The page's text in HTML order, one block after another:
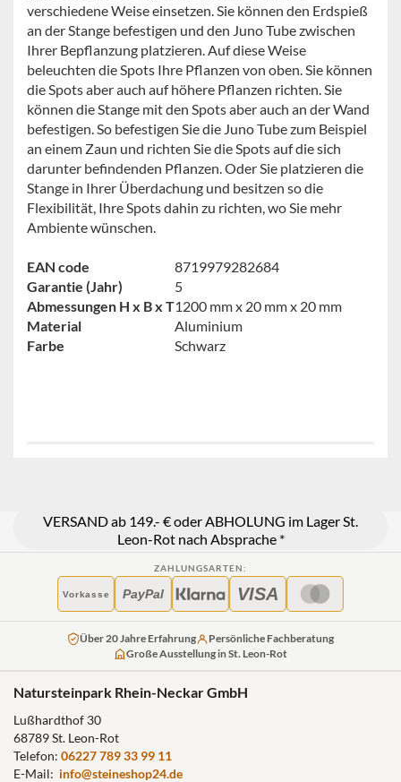
verschiedene Weise einsetzen. Sie können den Erdspieß
an der Stange befestigen und den Juno Tube zwischen
Ihrer Bepflanzung platzieren. Auf diese Weise
beleuchten die Spots Ihre Pflanzen von oben. Sie können
die Spots aber auch auf höhere Pflanzen richten. Sie
können die Stange mit den Spots aber auch an der Wand
befestigen. So befestigen Sie die Juno Tube zum Beispiel
an einem Zaun und richten Sie die Spots auf die sich
darunter befindenden Pflanzen. Oder Sie platzieren die
Stange in Ihrer Überdachung und besitzen so die
Flexibilität, Ihre Spots dahin zu richten, wo Sie mehr
Ambiente wünschen.
EAN code
8719979282684
Garantie (Jahr)
5
Abmessungen H x B x T1200 mm x 20 mm x 20 mm
Material
Aluminium
Farbe
Schwarz
VERSAND ab 149.- € oder ABHOLUNG im Lager St.
Leon-Rot nach Absprache *
ZAHLUNGSARTEN:
Vorkasse PayPal VISA
Über 20 Jahre Erfahrung
Persönliche Fachberatung
Große Ausstellung in St. Leon-Rot
Natursteinpark Rhein-Neckar GmbH
Lußhardthof 30
68789 St. Leon-Rot
Telefon: 06227 789 33 99 11
E-Mail: info@steineshop24.de